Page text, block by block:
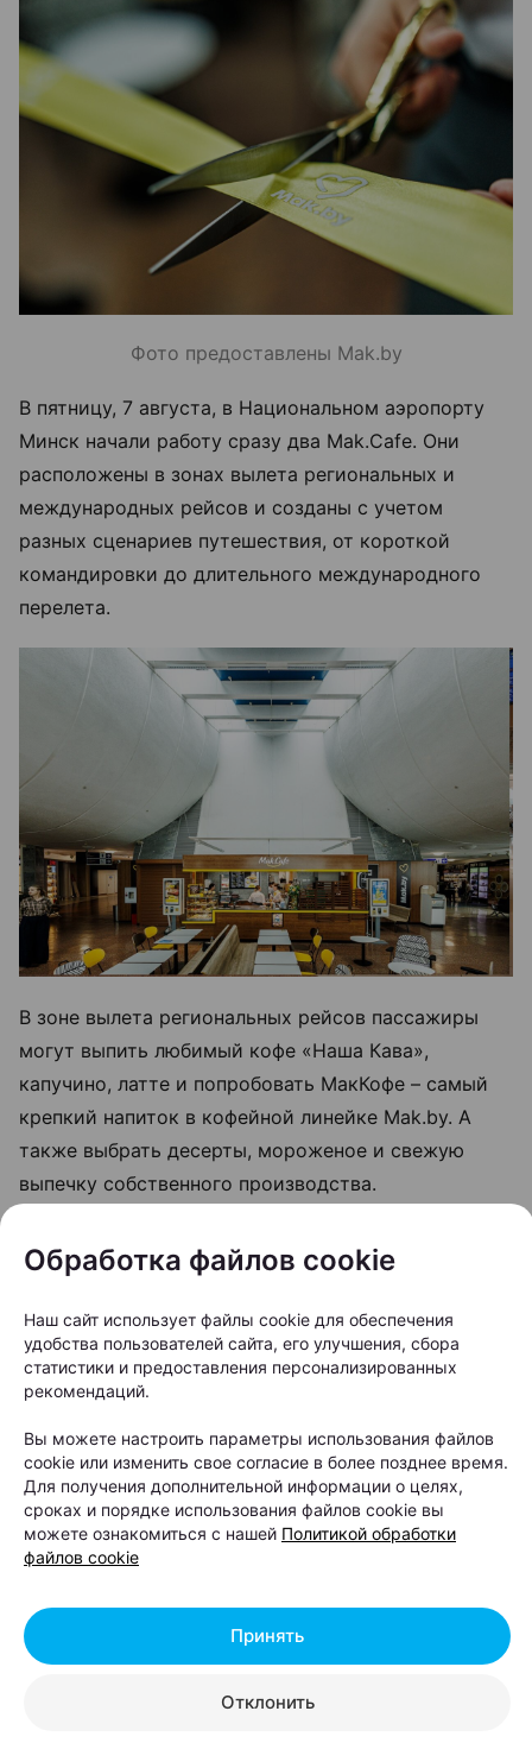
Фото предоставлены Mak.by
В пятницу, 7 августа, в Национальном аэропорту
Минск начали работу сразу два Mak.Cafe. Они
расположены в зонах вылета региональных и
международных рейсов и созданы с учетом
разных сценариев путешествия, от короткой
командировки до длительного международного
перелета.
В зоне вылета региональных рейсов пассажиры
могут выпить любимый кофе «Наша Кава»,
капучино, латте и попробовать МакКофе – самый
крепкий напиток в кофейной линейке Mak.by. А
также выбрать десерты, мороженое и свежую
выпечку собственного производства.
широкий ассортимент. Здесь также предлагают
Отдельного внимания заслуживает фирменный
Обработка файлов cookie
Наш сайт использует файлы cookie для обеспечения
удобства пользователей сайта, его улучшения, сбора
статистики и предоставления персонализированных
рекомендаций.
Вы можете настроить параметры использования файлов
cookie или изменить свое согласие в более позднее время.
Для получения дополнительной информации о целях,
сроках и порядке использования файлов cookie вы
можете ознакомиться с нашей Политикой обработки
файлов cookie
Отклонить
Принять